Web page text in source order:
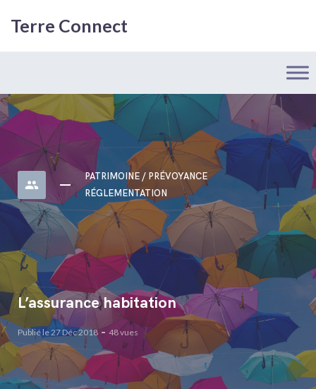
Terre Connect
people
PATRIMOINE / PRÉVOYANCE
RÉGLEMENTATION
L’assurance habitation
Publié le 27 Déc 2018 48 vues